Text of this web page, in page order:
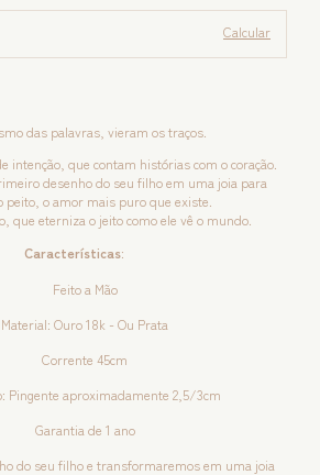
Calcular
das palavras, vieram os traços.
intenção, que contam histórias com o coração.
desenho do seu filho em uma joia para
peito, o amor mais puro que existe.
que eterniza o jeito como ele vê o mundo.
Características:
Feito a Mão
Material: Ouro 18k - Ou Prata
Corrente 45cm
Pingente aproximadamente 2,5/3cm
Garantia de 1 ano
do seu filho e transformaremos em uma joia